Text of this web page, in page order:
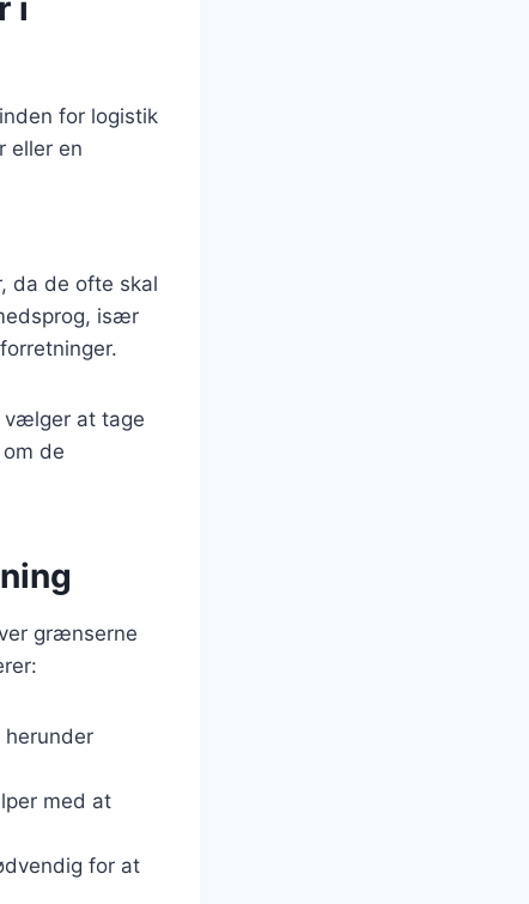
for logistik
eller en
da de ofte skal
især
vælger at tage
de
grænserne
herunder
med at
for at